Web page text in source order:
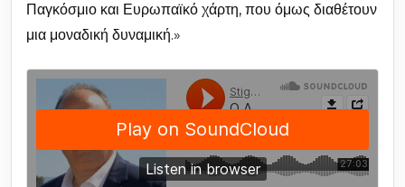
Παγκόσμιο και Ευρωπαϊκό χάρτη, που όμως διαθέτουν
μια μοναδική δυναμική.»